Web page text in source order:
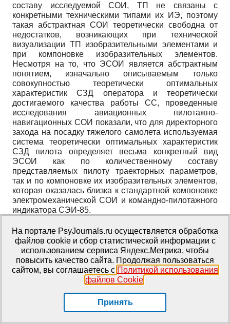
составу исследуемой СОИ, ТП не связаны с
конкретными техническими типами их ИЭ, поэтому
такая абстрактная СОИ теоретически свободна от
недостатков, возникающих при технической
визуализации ТП изобразительными элементами и
при компоновке изобразительных элементов.
Несмотря на то, что ЭСОИ является абстрактным
понятием, изначально описываемым только
совокупностью теоретически оптимальных
характеристик СЗД оператора и теоретически
достигаемого качества работы СС, проведенные
исследования авиационных пилотажно-
навигационных СОИ показали, что для директорного
захода на посадку тяжелого самолета используемая
система теоретически оптимальных характеристик
СЗД пилота определяет весьма конкретный вид
ЭСОИ как по количественному составу
представляемых пилоту траекторных параметров,
так и по компоновке их изобразительных элементов,
которая оказалась близка к стандартной компоновке
электромеханической СОИ и командно-пилотажного
индикатора СЭИ-85.
Введение понятия ЭСОИ создало крайне
необходимый для разработки объективных методов
эргономического исследования СОИ СС эталон,
сравнение с которым обеспечивает получение
объективных числовых оценок эргономического
качества конкретных типов СОИ, и объективировало
очень сложное понятие эргономического качества
СОИ. Нетрудно увидеть, что оценки СОИ по
введенной системе обобщенных показателей
На портале PsyJournals.ru осуществляется обработка
файлов cookie и сбор статистической информации с
использованием сервиса Яндекс.Метрика, чтобы
повысить качество сайта. Продолжая пользоваться
сайтом, вы соглашаетесь с Политикой использования
файлов Cookie.
Принять